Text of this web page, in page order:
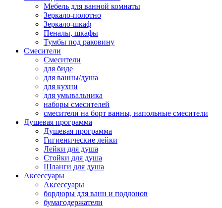
Мебель для ванной комнаты
Зеркало-полотно
Зеркало-шкаф
Пеналы, шкафы
Тумбы под раковину
Смесители
Смесители
для биде
для ванны/душа
для кухни
для умывальника
наборы смесителей
смесители на борт ванны, напольные смесители
Душевая программа
Душевая программа
Гигиенические лейки
Лейки для душа
Стойки для душа
Шланги для душа
Аксессуары
Аксессуары
бордюры для ванн и поддонов
бумагодержатели